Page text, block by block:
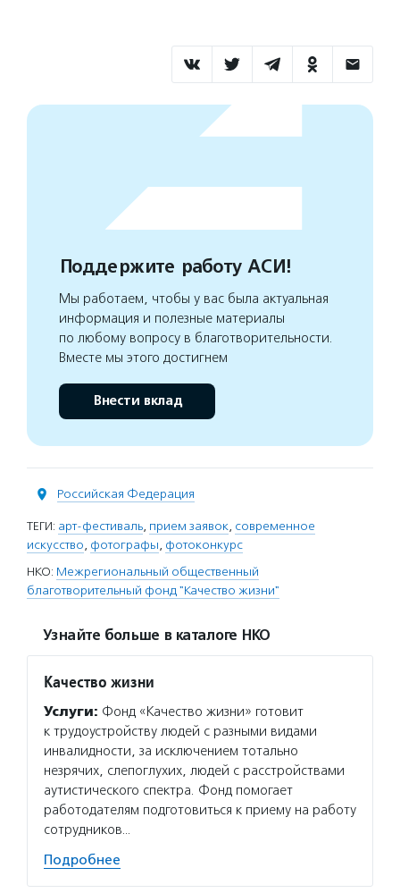
Поддержите работу АСИ!
Мы работаем, чтобы у вас была актуальная
информация и полезные материалы
по любому вопросу в благотворительности.
Вместе мы этого достигнем
Внести вклад
Российская Федерация
ТЕГИ: арт-фестиваль, прием заявок, современное
искусство, фотографы, фотоконкурс
НКО: Межрегиональный общественный
благотворительный фонд "Качество жизни"
Узнайте больше в каталоге НКО
Качество жизни
Услуги: Фонд «Качество жизни» готовит
к трудоустройству людей с разными видами
инвалидности, за исключением тотально
незрячих, слепоглухих, людей с расстройствами
аутистического спектра. Фонд помогает
работодателям подготовиться к приему на работу
сотрудников…
Подробнее